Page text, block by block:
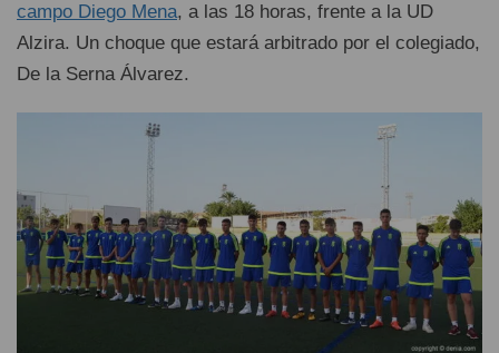
campo Diego Mena, a las 18 horas, frente a la UD
Alzira. Un choque que estará arbitrado por el colegiado,
De la Serna Álvarez.